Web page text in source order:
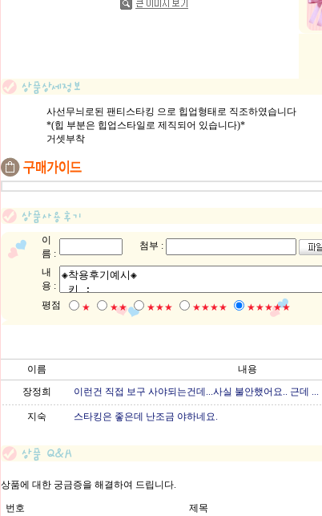
사선무늬로된 팬티스타킹 으로 힙업형태로 직조하였습니다
*(힙 부분은 힙업스타일로 제직되어 있습니다)*
거셋부착
이
름 :
첨부 :
내
용 :
평점
★ ★★ ★★★ ★★★★ ★★★★★
이름 내용
장정희
이런건 직접 보구 사야되는건데...사실 불안했어요.. 근데 ...
지숙 스타킹은 좋은데 난조금 야하네요.
상품에 대한 궁금증을 해결하여 드립니다.
번호 제목